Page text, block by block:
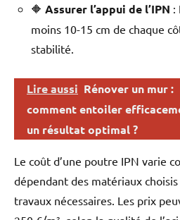
🔶 Assurer l’appui de l’IPN :
moins 10-15 cm de chaque
stabilité.
Lire aussi Rénover un mur :
comment entoiler
un résultat optimal ?
Le coût d’une poutre IPN varie
dépendant des matériaux
travaux nécessaires. Les prix